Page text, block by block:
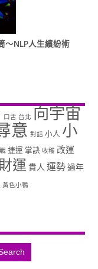
～NLP人生繽紛術
口舌 台北 向宇宙
意 對話 小人 小
捷運 掌訣 收穫 改運
財運 貴人 運勢過年
黃色小鴨